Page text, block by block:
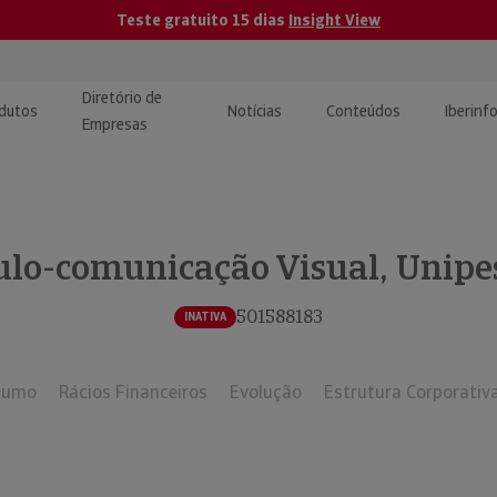
Teste gratuito 15 dias Insight View
e Monitorização de
Diretório de
Empresas
Notícias Conteúdos
| Estudos e
comunicação Visual,
INATIVA 501588183
Rácios Financeiros Evolução Estrutura Corporativa